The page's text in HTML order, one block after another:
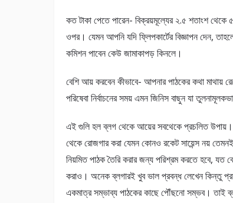
কত টাকা পেতে পারেন- বিক্রয়মূল্যের ২.৫ শতাংশ থেকে
ওপর। যেমন আপনি যদি ফ্লিপকার্টের বিজ্ঞাপন দেন,
কমিশন পাবেন কেউ জামাকাপড় কিনলে।
বেশি আয় করবেন কীভাবে- আপনার পাঠকের কথা মাথায়
পরিষেবা নির্বাচনের সময় এমন জিনিস বাছুন যা
এই গুলি হল ব্লগ থেকে আয়ের সবথেকে প্রচলিত উপায়।
থেকে রোজগার করা যেমন কোনও রকেট সায়েন্স নয়
নিয়মিত পাঠক তৈরি করার জন্য পরিশ্রম করতে হবে,
করাও। অনেক ব্লগারই খুব ভাল প্রবন্ধ লেখেন কিন্তু
একমাত্র সম্ভাব্য পাঠকের কাছে পৌঁছনো সম্ভব। তাই